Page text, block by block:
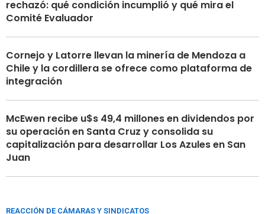
rechazó: qué condición incumplió y qué mira el
Comité Evaluador
Cornejo y Latorre llevan la minería de Mendoza a
Chile y la cordillera se ofrece como plataforma de
integración
McEwen recibe u$s 49,4 millones en dividendos por
su operación en Santa Cruz y consolida su
capitalización para desarrollar Los Azules en San
Juan
REACCIÓN DE CÁMARAS Y SINDICATOS